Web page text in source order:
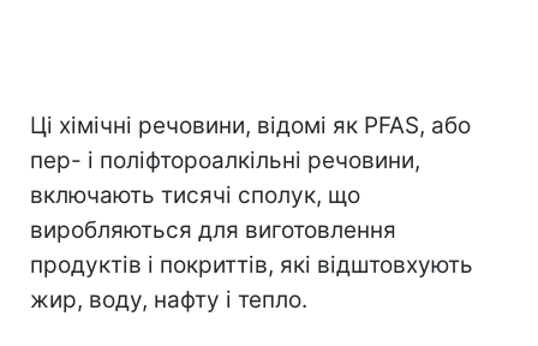
Ці хімічні речовини, відомі як PFAS, або
пер- і поліфтороалкільні речовини,
включають тисячі сполук, що
виробляються для виготовлення
продуктів і покриттів, які відштовхують
жир, воду, нафту і тепло.